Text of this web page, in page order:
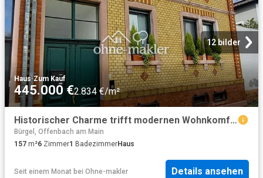
12 bilder
Haus·Zum Kauf
445.000 €2.834 €/m²
Historischer Charme trifft modernen Wohnkomfort in ruhiger Altstadtlage
Bürgel, Offenbach am Main
157 m²6 Zimmer1 BadezimmerHaus
Seit einem Monat bei Ohne-makler Details ansehen